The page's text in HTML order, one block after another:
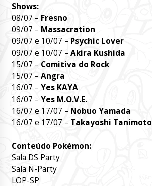
Shows:
08/07 – Fresno
09/07 – Massacration
09/07 e 10/07 – Psychic Lover
09/07 e 10/07 – Akira Kushida
15/07 – Comitiva do Rock
15/07 – Angra
16/07 – Yes KAYA
16/07 – Yes M.O.V.E.
16/07 e 17/07 – Nobuo Yamada
16/07 e 17/07 – Takayoshi Tanimoto
Conteúdo Pokémon:
Sala DS Party
Sala N-Party
LOP-SP